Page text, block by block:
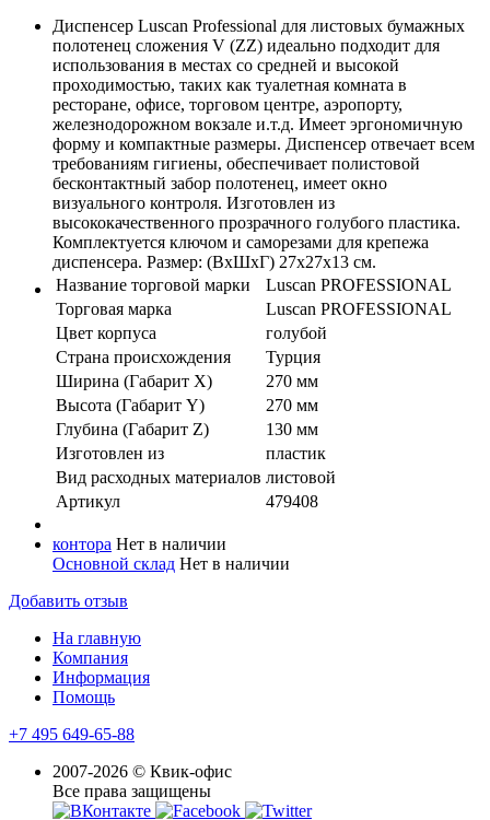
Диспенсер Luscan Professional для листовых бумажных
пoлoтенец сложения V (ZZ) идеально подходит для
использования в местах со средней и высокой
проходимостью, таких как туалетная комната в
ресторане, офисе, торговом центре, аэропорту,
железнодорожном вокзале и.т.д. Имеет эргономичную
форму и компактные размеры. Диспенсер отвечает всем
требованиям гигиены, обеспечивает полистовой
бесконтактный забор пoлoтенец, имеет окно
визуального контроля. Изготовлен из
высококачественного прозрачного голубого пластика.
Комплектуется ключом и саморезами для крепежа
диспенсера. Размер: (ВxШxГ) 27x27x13 см.
Название торговой марки
Luscan PROFESSIONAL
Торговая марка
Luscan PROFESSIONAL
Цвет корпуса
голубой
Страна происхождения
Турция
Ширина (Габарит X)
270 мм
Высота (Габарит Y)
270 мм
Глубина (Габарит Z)
130 мм
Изготовлен из
пластик
Вид расходных материалов листовой
Артикул
479408
контора Нет в наличии
Основной склад Нет в наличии
Добавить отзыв
На главную
Компания
Информация
Помощь
+7 495 649-65-88
2007-2026 © Квик-офис
Все права защищены